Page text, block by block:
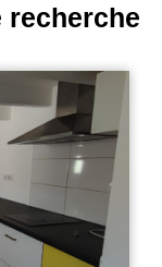
recherche